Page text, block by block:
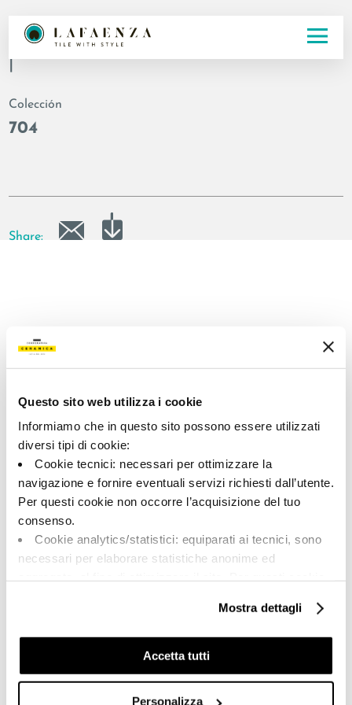
Questo sito web utilizza i cookie
Informiamo che in questo sito possono essere utilizzati
diversi tipi di cookie:
Cookie tecnici: necessari per ottimizzare la
navigazione e fornire eventuali servizi richiesti dall’utente.
Per questi cookie non occorre l’acquisizione del tuo
consenso.
Cookie analytics/statistici: equiparati ai tecnici, sono
necessari per elaborare statistiche anonime ed
Cookie di profilazione/marketing: sono utilizzati, solo
previo tuo consenso, per esaminare le tue abitudini di
navigazione e mostrarti quindi avvisi pubblicitari mirati, in
linea con le tue preferenze.
Mostra dettagli
Accetta tutti
Personalizza
Código
|
Colección
704
Share:
A brand of Cooperativa Ceramica d’Imola
Tel: +39 0542 601601
CERTIFICACIÓN
COLECCIONES